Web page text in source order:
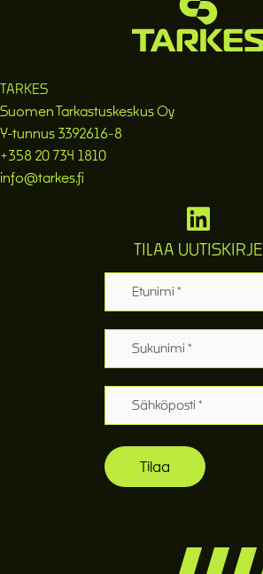
TARKES
Suomen Tarkastuskeskus Oy
Y-tunnus 3392616-8
+358 20 734 1810
info@tarkes.fi
TILAA UUTISKIRJE
Etunimi
Sukunimi
Sähköposti